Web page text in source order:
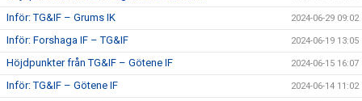
Inför: TG&IF – Grums IK 2024-06-29 09:02
Inför: Forshaga IF – TG&IF 2024-06-19 13:05
Höjdpunkter från TG&IF – Götene IF 2024-06-15 16:07
Inför: TG&IF – Götene IF 2024-06-14 11:02